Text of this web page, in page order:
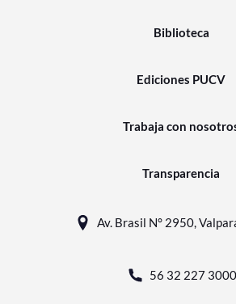
Biblioteca
Ediciones PUCV
Trabaja con
Transparencia
Av. Brasil N° 2950,
56 32 227 3000